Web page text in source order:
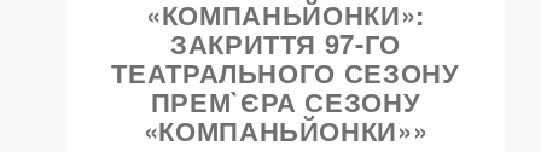
«КОМПАНЬЙОНКИ»:
ЗАКРИТТЯ 97-ГО
ТЕАТРАЛЬНОГО СЕЗОНУ
ПРЕМ`ЄРА СЕЗОНУ
«КОМПАНЬЙОНКИ»»